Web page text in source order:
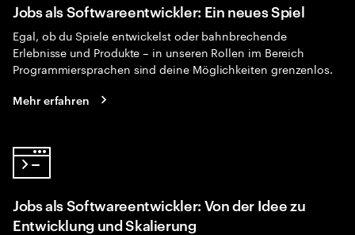
Jobs als Softwareentwickler: Ein neues Spiel
Egal, ob du Spiele entwickelst oder bahnbrechende
Erlebnisse und Produkte – in unseren Rollen im Bereich
Programmiersprachen sind deine Möglichkeiten grenzenlos.
Mehr erfahren
Jobs als Softwareentwickler: Von der Idee zu
Entwicklung und Skalierung